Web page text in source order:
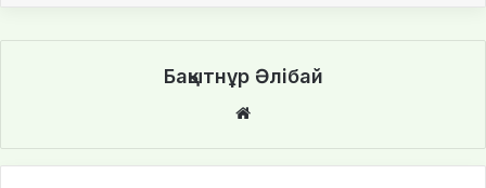
Бақытнұр Әлібай
te